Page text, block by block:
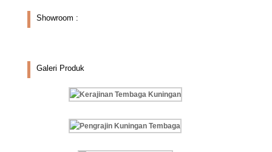
Showroom :
Galeri Produk